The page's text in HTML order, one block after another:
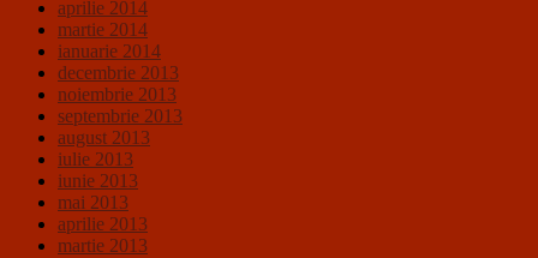
aprilie 2014
martie 2014
ianuarie 2014
decembrie 2013
noiembrie 2013
septembrie 2013
august 2013
iulie 2013
iunie 2013
mai 2013
aprilie 2013
martie 2013